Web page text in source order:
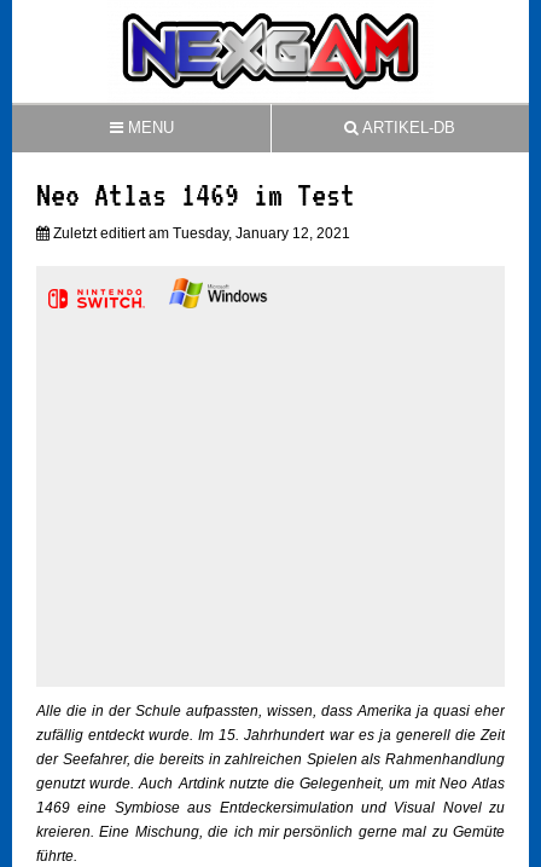
MENU ARTIKEL-DB
Neo Atlas 1469 im Test
Zuletzt editiert am Tuesday, January 12, 2021
Alle die in der Schule aufpassten, wissen, dass Amerika ja quasi eher
zufällig entdeckt wurde. Im 15. Jahrhundert war es ja generell die Zeit
der Seefahrer, die bereits in zahlreichen Spielen als Rahmenhandlung
genutzt wurde. Auch Artdink nutzte die Gelegenheit, um mit Neo Atlas
1469 eine Symbiose aus Entdeckersimulation und Visual Novel zu
kreieren. Eine Mischung, die ich mir persönlich gerne mal zu Gemüte
führte.